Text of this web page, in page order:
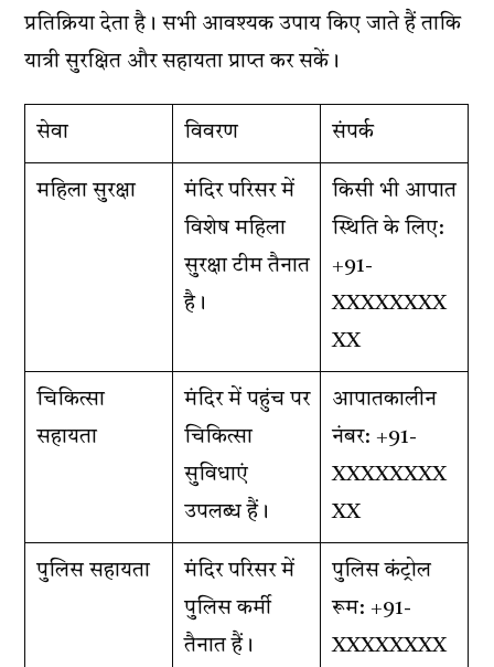
प्रतिक्रिया देता है। सभी आवश्यक उपाय किए जाते हैं ताकि
यात्री सुरक्षित और सहायता प्राप्त कर सकें।
सेवा विवरण संपर्क
महिला सुरक्षा
मंदिर परिसर में
विशेष महिला
सुरक्षा टीम तैनात
है।
किसी भी आपात
स्थिति के लिए:
+91-
XXXXXXXX
XX
चिकित्सा
सहायता
मंदिर में पहुंच पर
चिकित्सा
सुविधाएं
उपलब्ध हैं।
आपातकालीन
नंबर: +91-
XXXXXXXX
XX
पुलिस सहायता
मंदिर परिसर में
पुलिस कर्मी
तैनात हैं।
पुलिस कंट्रोल
रूम: +91-
XXXXXXXX